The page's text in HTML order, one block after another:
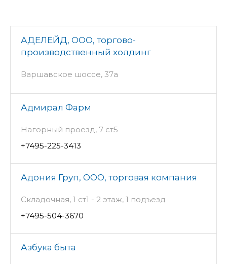
АДЕЛЕЙД, ООО, торгово-
производственный холдинг
Варшавское шоссе, 37а
Адмирал Фарм
Нагорный проезд, 7 ст5
+7495-225-3413
Адония Груп, ООО, торговая компания
Складочная, 1 ст1 - 2 этаж, 1 подъезд
+7495-504-3670
Азбука быта